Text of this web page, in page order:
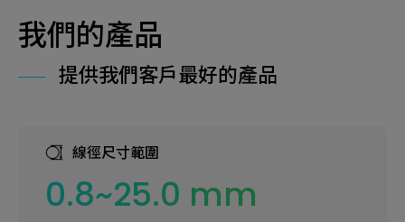
我們的產品
提供我們客戶最好的產品
線徑尺寸範圍
0.8~25.0 mm